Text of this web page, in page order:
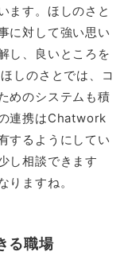
ます。ほしのさと
に対して強い思い
し、良いところを
しのさとでは、コ
めのシステムも積
連携はChatwork
するようにしてい
し相談できます
りますね。
る職場